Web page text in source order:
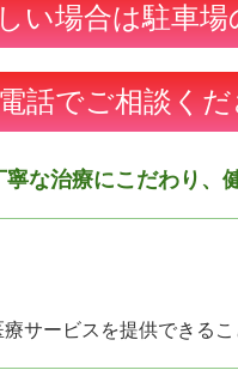
い場合は駐車
話でご相談く
寧な治療にこだわり、
サービスを提供できるこ